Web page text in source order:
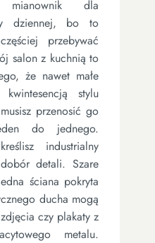
mianownik dla
dziennej, bo to
przebywać
salon z kuchnią to
że nawet małe
stylu
przenosić go
do jednego.
industrialny
detali. Szare
ściana pokryta
ducha mogą
czy plakaty z
metalu.